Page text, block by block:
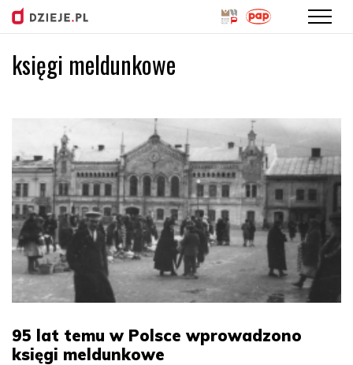
księgi meldunkowe
95 lat temu w Polsce wprowadzono
księgi meldunkowe